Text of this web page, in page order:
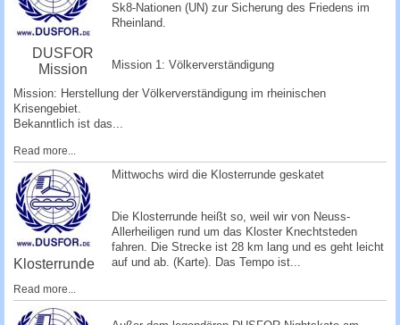
DUSFOR
Mission
Sk8-Nationen (UN) zur Sicherung des Friedens im
Rheinland.
Mission 1: Völkerverständigung
Mission: Herstellung der Völkerverständigung im rheinischen
Krisengebiet.
Bekanntlich ist das...
Read more...
Klosterrunde
Mittwochs wird die Klosterrunde geskatet
Die Klosterrunde heißt so, weil wir von Neuss-
Allerheiligen rund um das Kloster Knechtsteden
fahren. Die Strecke ist 28 km lang und es geht leicht
auf und ab. (Karte). Das Tempo ist...
Read more...